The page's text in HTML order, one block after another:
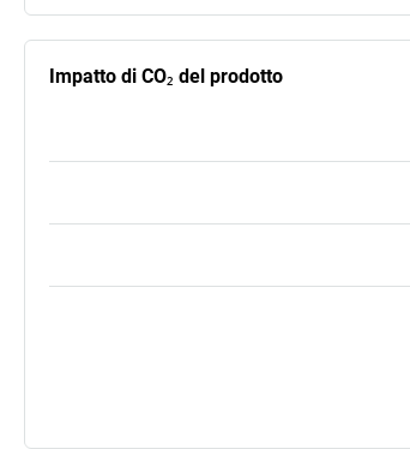
Impatto di CO₂ del prodotto